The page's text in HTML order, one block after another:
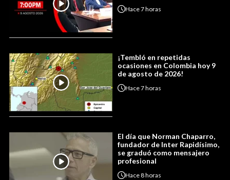
Hace7 horas
¡Tembló en repetidas
ocasiones en Colombia hoy 9
de agosto de 2026!
Hace7 horas
El día que Norman Chaparro,
fundador de Inter Rapidísimo,
se graduó como mensajero
profesional
Hace8 horas